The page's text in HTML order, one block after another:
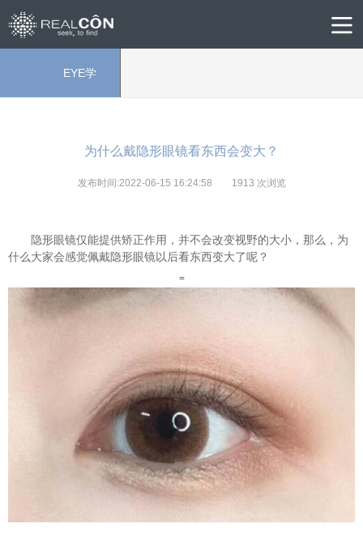
EYE学
为什么戴隐形眼镜看东西会变大？
发布时间:2022-06-15 16:24:58 1913 次浏览
隐形眼镜仅能提供矫正作用，并不会改变视野的大小，那么，为
什么大家会感觉佩戴隐形眼镜以后看东西变大了呢？
=